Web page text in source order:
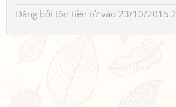
Đăng bởi tôn tiền tửvào 23/10/2015